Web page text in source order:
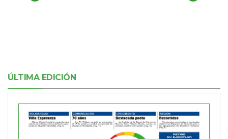
ÚLTIMA EDICIÓN